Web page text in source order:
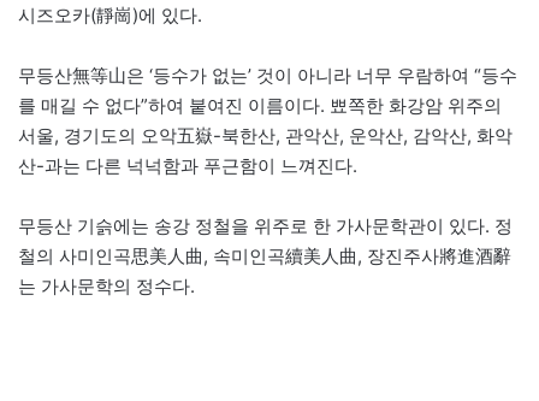
시즈오카(靜崗)에 있다.
무등산無等山은 ‘등수가 없는’ 것이 아니라 너무 우람하여 “등수
를 매길 수 없다”하여 붙여진 이름이다. 뾰쪽한 화강암 위주의
서울, 경기도의 오악五嶽-북한산, 관악산, 운악산, 감악산, 화악
산-과는 다른 넉넉함과 푸근함이 느껴진다.
무등산 기슭에는 송강 정철을 위주로 한 가사문학관이 있다. 정
철의 사미인곡思美人曲, 속미인곡續美人曲, 장진주사將進酒辭
는 가사문학의 정수다.